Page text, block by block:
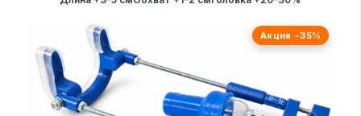
Акция −35%